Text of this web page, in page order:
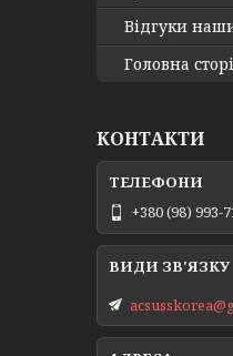
Відгуки
Головна
КОНТАКТИ
+380 (98) 993-